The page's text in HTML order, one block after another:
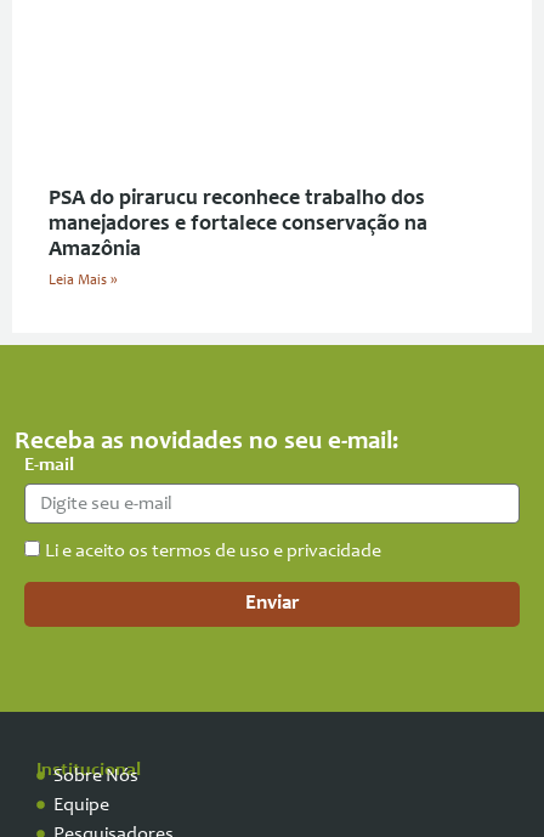
PSA do pirarucu reconhece trabalho dos
manejadores e fortalece conservação na
Amazônia
Leia Mais »
Receba as novidades no seu e-mail:
E-mail
Li e aceito os termos de uso e privacidade
Enviar
Institucional
Sobre Nós
Equipe